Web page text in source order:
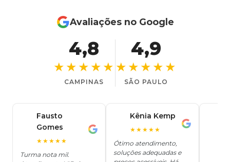
Avaliações no Google
4,8
★★★★★
CAMPINAS
4,9
★★★★★
SÃO PAULO
Fausto
Gomes
★★★★★
Turma nota mil.
Kênia Kemp
★★★★★
Ótimo atendimento,
soluções adequadas e